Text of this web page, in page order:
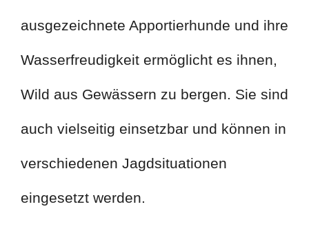
ausgezeichnete Apportierhunde und ihre
Wasserfreudigkeit ermöglicht es ihnen,
Wild aus Gewässern zu bergen. Sie sind
auch vielseitig einsetzbar und können in
verschiedenen Jagdsituationen
eingesetzt werden.